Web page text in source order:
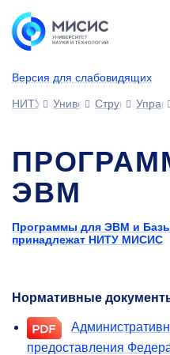
Версия для слабовидящих
НИТУ МИСИСУниверситетСтруктура
ЭВМ
Программы для ЭВМ и
принадлежат НИТУ МИСИС
Нормативные
предоставления